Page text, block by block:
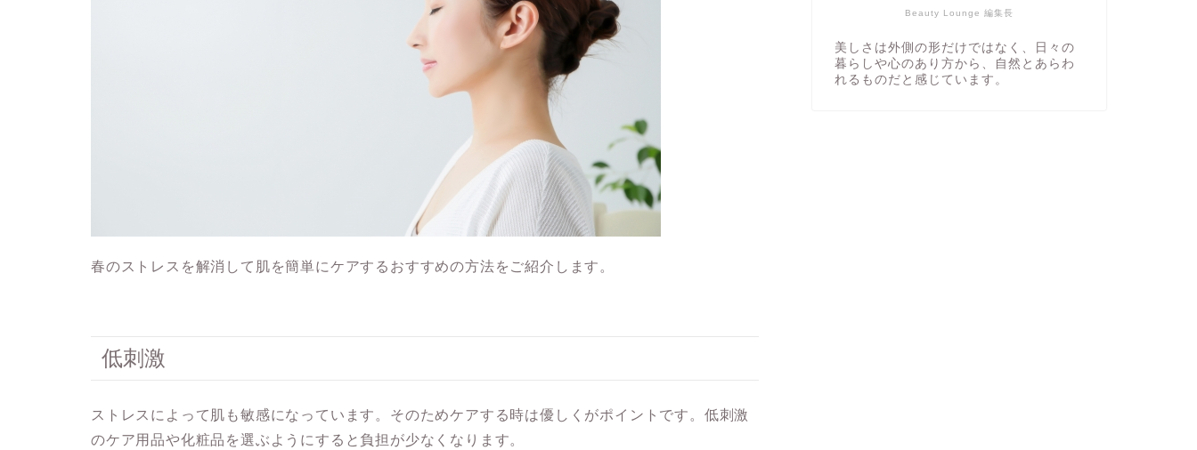
春のストレスを解消して肌を簡単にケアするおすすめの方法をご紹介します。
低刺激
ストレスによって肌も敏感になっています。そのためケアする時は優しくがポイントです。低刺激
のケア用品や化粧品を選ぶようにすると負担が少なくなります。
Beauty Lounge 編集長
美しさは外側の形だけではなく、日々の
暮らしや心のあり方から、自然とあらわ
れるものだと感じています。